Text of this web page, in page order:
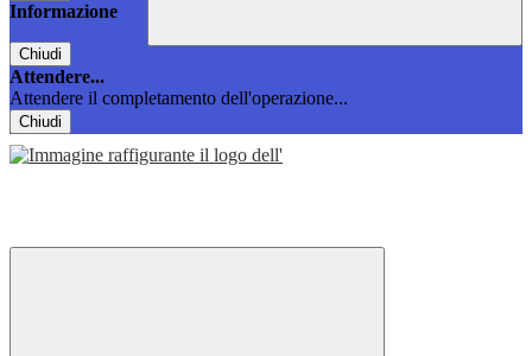
Informazione
Chiudi
Attendere...
Attendere il completamento dell'operazione...
Chiudi